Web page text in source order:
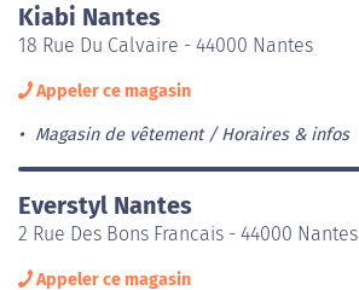
Kiabi Nantes
18 Rue Du Calvaire - 44000 Nantes
Appeler ce magasin
Magasin de vêtement Horaires & infos
Everstyl Nantes
2 Rue Des Bons Francais - 44000 Nantes
Appeler ce magasin